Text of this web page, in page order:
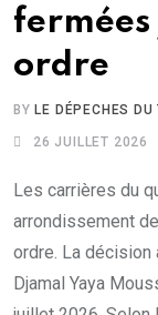
fermées
ordre
BYLE DÉPECHES
26 JUILLET 2026
Les carrières du
arrondissement
ordre. La décision
Djamal Yaya